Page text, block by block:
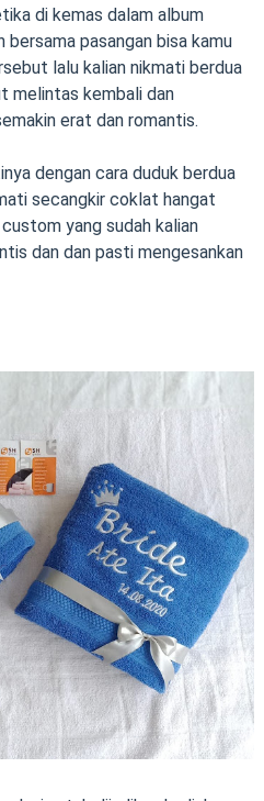
di kemas dalam album
pasangan bisa kamu
lalu kalian nikmati berdua
melintas kembali dan
erat dan romantis.
dengan cara duduk berdua
secangkir coklat hangat
yang sudah kalian
dan dan pasti mengesankan